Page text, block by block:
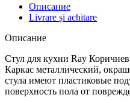
Описание
Livrare și achitare
Описание
Стул для кухни Ray
Каркас металлический,
стула имеют пластиковые
поверхность пола от